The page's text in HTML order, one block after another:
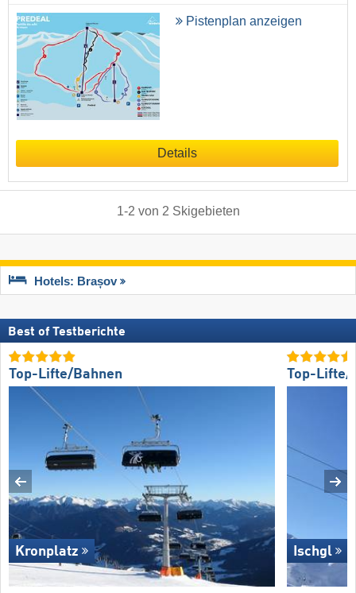
Pistenplan anzeigen
Details
1-2 von 2 Skigebieten
Hotels: Brașov
Best of Testberichte
Top-Lifte/Bahnen
Kronplatz
Top-Lifte/
Ischgl